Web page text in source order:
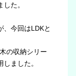
た。
、今回はLDKと
の収納シリー
ました。